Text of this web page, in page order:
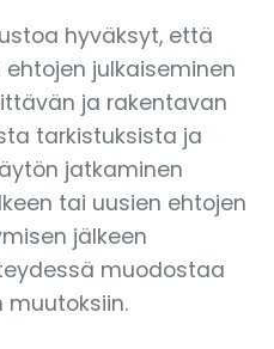
hyväksyt, että
julkaiseminen
ja rakentavan
tarkistuksista ja
jatkaminen
tai uusien ehtojen
jälkeen
muodostaa
muutoksiin.